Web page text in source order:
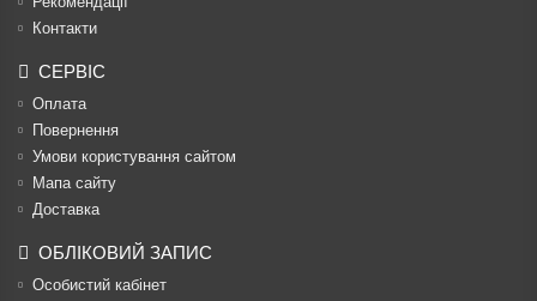
Контакти
СЕРВІС
Оплата
Повернення
Умови користування сайтом
Мапа сайту
Доставка
ОБЛІКОВИЙ ЗАПИС
Особистий кабінет